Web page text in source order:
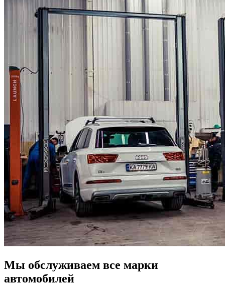
Мы обслуживаем все марки
автомобилей